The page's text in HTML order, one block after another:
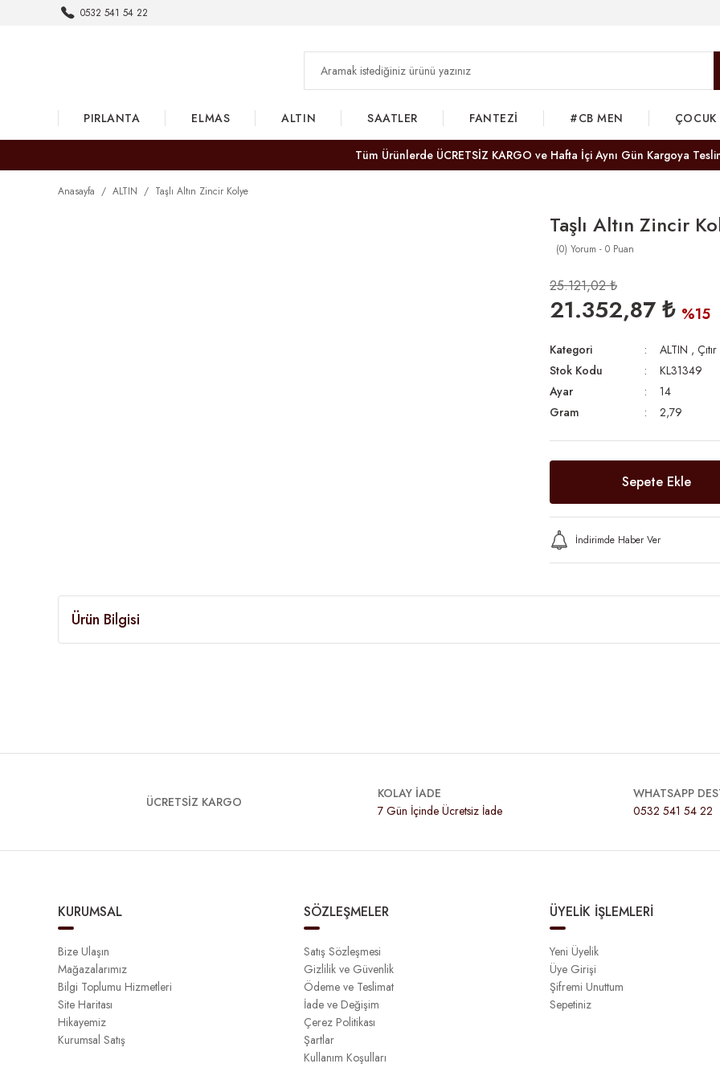
0532 541 54 22
PIRLANTA ELMAS ALTIN SAATLER FANTEZİ #CB MEN ÇOCUK
Tüm Ürünlerde ÜCRETSİZ KARGO ve Hafta İçi Aynı Gün Kargoya
Anasayfa ALTIN Taşlı Altın Zincir Kolye
Taşlı Altın Zincir
(0) Yorum - 0 Puan
25.121,02 ₺
21.352,87 ₺ %15
Kategori ALTIN ,
Stok Kodu
KL31349
Ayar
14
Gram
2,79
Sepete Ekle
İndirimde Haber Ver
Ürün Bilgisi
ÜCRETSİZ KARGO
KOLAY İADE
7 Gün İçinde Ücretsiz İade
WHATSAPP
0532 541 54 22
KURUMSAL
Bize Ulaşın
Mağazalarımız
Bilgi Toplumu Hizmetleri
Site Haritası
Hikayemiz
Kurumsal Satış
SÖZLEŞMELER
Satış Sözleşmesi
Gizlilik ve Güvenlik
Ödeme ve Teslimat
İade ve Değişim
Çerez Politikası
Şartlar
Kullanım Koşulları
ÜYELİK İŞLEMLERİ
Yeni Üyelik
Üye Girişi
Şifremi Unuttum
Sepetiniz